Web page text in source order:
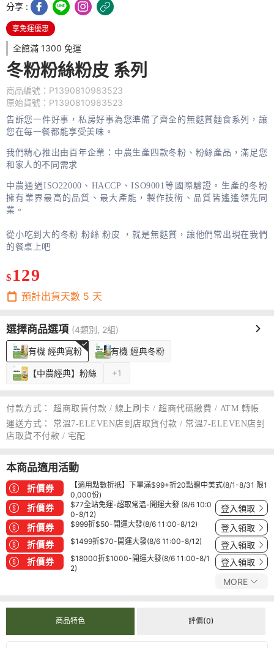
分享 :
享免運優惠
全館滿 1300 免運
冬粉粉絲粉皮 系列
商品編號：P1390810983523
原始貨號：P1390810983523
告訴您一件好事，私房好事為您準備了齊全的無麩質麵食系列，讓
您在每一餐都能享受美味。
我們精心推出由百年企業：中農生產四款冬粉、粉絲產品，滿足您
和家人的不同需求
中農通過ISO22000、HACCP、ISO9001等國際驗證。生產的冬粉
擁有業界最高的品質、最大產能，製作技術、品質皆遙遙領先同
業。
從小吃到大的冬粉 粉絲 粉皮 ，就是無麩質，讓他們常出現在我們
的餐桌上吧
$ 129
預計出貨天數 5 天
選擇商品選項 (4類別, 2組)
有機 經典寬粉 有機 經典冬粉
【中農經典】粉絲 +1
付款方式：
超商取貨付款 / 線上刷卡 / 超商代碼繳費 / ATM 轉帳
運送方式：
常溫7-ELEVEN店到店取貨付款 / 常溫7-ELEVEN店到
店取貨不付款 / 宅配
本商品適用活動
折價券
【適用點數折抵】下單滿$99+折20點贈中美式(8/1-8/31 限1
0,000份)
折價券
$77全站免運-超取常溫-開運大發 (8/6 10:0
0-8/12)
登入領取
折價券 $999折$50-開運大發(8/6 11:00-8/12) 登入領取
折價券 $1499折$70-開運大發(8/6 11:00-8/12) 登入領取
折價券
$18000折$1000-開運大發(8/6 11:00-8/1
2)
登入領取
MORE
商品特色 評價(0)